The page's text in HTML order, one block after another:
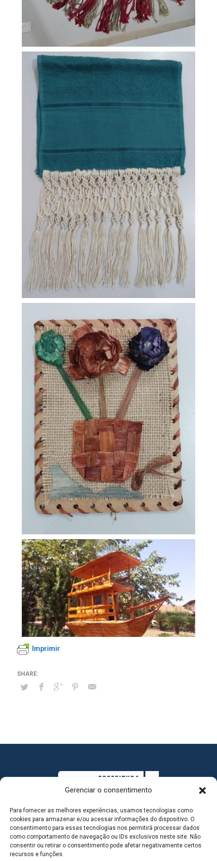
Gerenciar o consentimento
Para fornecer as melhores experiências, usamos tecnologias como
cookies para armazenar e/ou acessar informações do dispositivo. O
consentimento para essas tecnologias nos permitirá processar dados
como comportamento de navegação ou IDs exclusivos neste site. Não
consentir ou retirar o consentimento pode afetar negativamente certos
recursos e funções.
Imprimir
MAPA DO SITE